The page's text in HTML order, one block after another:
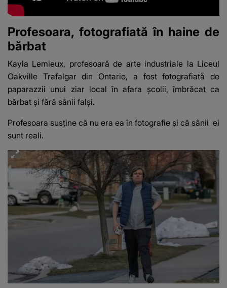
Profesoara, fotografiată în haine de
bărbat
Kayla Lemieux, profesoară de arte industriale la Liceul
Oakville Trafalgar din Ontario, a fost fotografiată de
paparazzii unui ziar local în afara școlii, îmbrăcat ca
bărbat și fără sânii falși.
Profesoara susține că nu era ea în fotografie și că sânii ei
sunt reali.